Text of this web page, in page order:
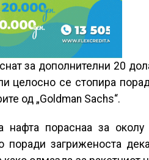
за дополнителни 20
целосно се стопира
од „Goldman Sachs“.
нафта пораснаа за
поради загриженоста